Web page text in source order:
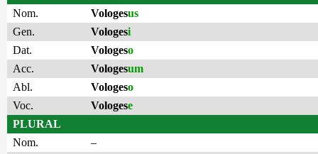
Nom.
Vologesus
Gen.
Vologesi
Dat.
Vologeso
Acc.
Vologesum
Abl.
Vologeso
Voc.
Vologese
PLURAL
Nom.
–